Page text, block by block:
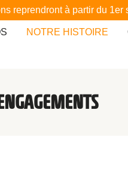
reprendront à partir du 1er
NOTRE HISTOIRE